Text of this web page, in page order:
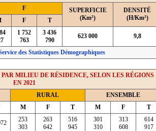
F
SUPERFICIE
(Km²)
DENSITÉ
(H/Km²)
F
T
1 752
763
3 436
790
623 000 9,8
des Statistiques Démographiques
MILIEU DE RÉSIDENCE, SELON LES RÉGIONS
EN 2021
RURAL
ENSEMBLE
M F T M F T
253
303
263
642
516
945
301
310
313
608
614
917